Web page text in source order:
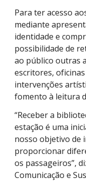
Para ter acesso
mediante
identidade e
possibilidade de
ao público outras
escritores,
intervenções
fomento à leitura
“Receber a
estação é uma
nosso objetivo de
proporcionar
os passageiros”,
Comunicação e